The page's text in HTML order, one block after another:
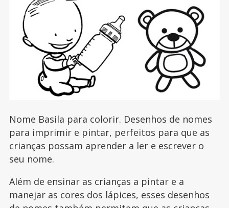
Nome Basila para colorir. Desenhos de nomes
para imprimir e pintar, perfeitos para que as
crianças possam aprender a ler e escrever o
seu nome.
Além de ensinar as crianças a pintar e a
manejar as cores dos lápices, esses desenhos